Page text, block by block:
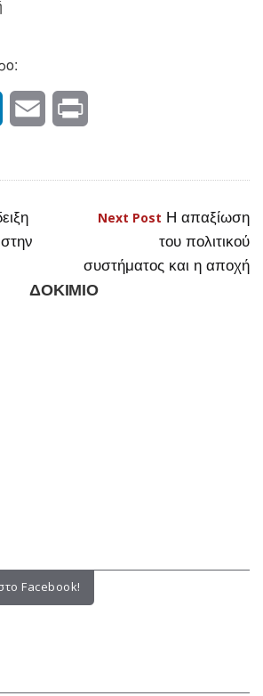
LinkedIn Email
Next Post Η απαξίωση
του πολιτικού
συστήματος και η αποχή
ΔΟΚΙΜΙΟ
Facebook!